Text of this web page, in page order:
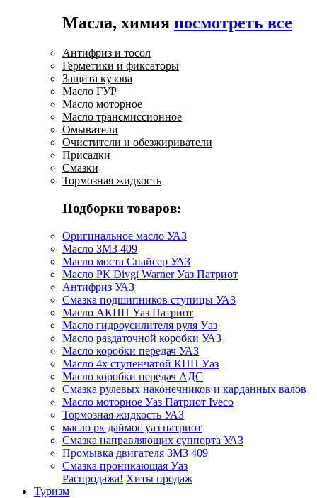
Масла, химия посмотреть все
Антифриз и тосол
Герметики и фиксаторы
Защита кузова
Масло ГУР
Масло моторное
Масло трансмиссионное
Омыватели
Очистители и обезжириватели
Присадки
Смазки
Тормозная жидкость
Подборки товаров:
Оригинальное масло УАЗ
Масло ЗМЗ 409
Масло моста Спайсер УАЗ
Масло РК Divgi Warner Уаз Патриот
Антифриз УАЗ
Смазка подшипников ступицы УАЗ
Масло АКПП Уаз Патриот
Масло гидроусилителя руля Уаз
Масло раздаточной коробки УАЗ
Масло коробки передач УАЗ
Масло 4х ступенчатой КПП Уаз
Масло коробки передач АДС
Смазка рулевых наконечников и карданных валов
Масло моторное Уаз Патриот Iveco
Тормозная жидкость УАЗ
масло рк даймос уаз патриот
Смазка направляющих суппорта УАЗ
Промывка двигателя ЗМЗ 409
Смазка проникающая Уаз
Распродажа! Хиты продаж
Туризм